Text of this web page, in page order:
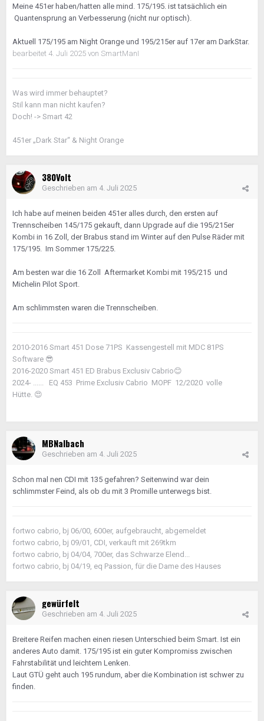
Meine 451er haben/hatten alle mind. 175/195. ist tatsächlich ein
Quantensprung an Verbesserung (nicht nur optisch).
Aktuell 175/195 am Night Orange und 195/215er auf 17er am DarkStar.
bearbeitet 4. Juli 2025 von SmartManI
Was wird immer behauptet?
Stil kann man nicht kaufen?
Doch! -> Smart 42
451er „Dark Star“ & Night Orange
380Volt
Geschrieben am 4. Juli 2025
Ich habe auf meinen beiden 451er alles durch, den ersten auf
Trennscheiben 145/175 gekauft, dann Upgrade auf die 195/215er
Kombi in 16 Zoll, der Brabus stand im Winter auf den Pulse Räder mit
175/195. Im Sommer 175/225.
Am besten war die 16 Zoll Aftermarket Kombi mit 195/215 und
Michelin Pilot Sport.
Am schlimmsten waren die Trennscheiben.
2010-2016 Smart 451 Dose 71PS Kassengestell mit MDC 81PS
Software 😎
2016-2020 Smart 451 ED Brabus Exclusiv Cabrio😊
2024- ...... EQ 453 Prime Exclusiv Cabrio MOPF 12/2020 volle
Hütte. 😍
MBNalbach
Geschrieben am 4. Juli 2025
Schon mal nen CDI mit 135 gefahren? Seitenwind war dein
schlimmster Feind, als ob du mit 3 Promille unterwegs bist.
fortwo cabrio, bj 06/00, 600er, aufgebraucht, abgemeldet
fortwo cabrio, bj 09/01, CDI, verkauft mit 269tkm
fortwo cabrio, bj 04/04, 700er, das Schwarze Elend...
fortwo cabrio, bj 04/19, eq Passion, für die Dame des Hauses
gewürfelt
Geschrieben am 4. Juli 2025
Breitere Reifen machen einen riesen Unterschied beim Smart. Ist ein
anderes Auto damit. 175/195 ist ein guter Kompromiss zwischen
Fahrstabilität und leichtem Lenken.
Laut GTÜ geht auch 195 rundum, aber die Kombination ist schwer zu
finden.